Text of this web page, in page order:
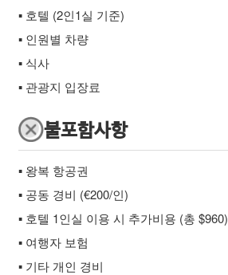
▪ 호텔 (2인1실 기준)
▪ 인원별 차량
▪ 식사
▪ 관광지 입장료
불포함사항
▪ 왕복 항공권
▪ 공동 경비 (€200/인)
▪ 호텔 1인실 이용 시 추가비용 (총 $960)
▪ 여행자 보험
▪ 기타 개인 경비